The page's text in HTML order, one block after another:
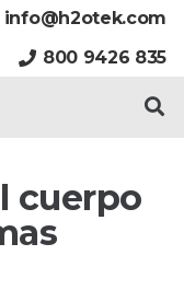
info@h2otek.com
800 9426 835
cuerpo